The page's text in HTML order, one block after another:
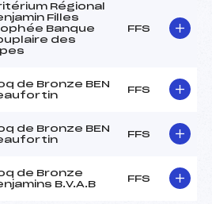
Régional
Filles
Banque
des
FFS
de Bronze BEN
FFS
de Bronze BEN
FFS
de Bronze
B.V.A.B
FFS